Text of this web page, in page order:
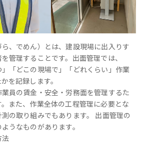
、でめん）とは、建設現場に出入りす
管理することです。出面管理では、
」「どこの現場で」「どれくらい」作業
を記録します。
員の賃金・安全・労務面を管理するた
また、作業全体の工程管理に必要とな
の取り組みでもあります。 出面管理の
うなものがあります。
法